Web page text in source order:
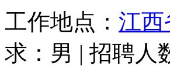
工作地点： 江西
求：男 | 招聘人